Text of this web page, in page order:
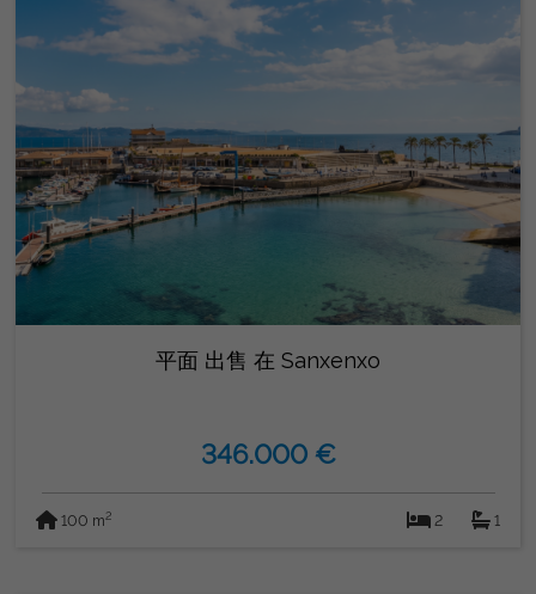
平面 出售 在 Sanxenxo
346.000 €
100 m2 2 1